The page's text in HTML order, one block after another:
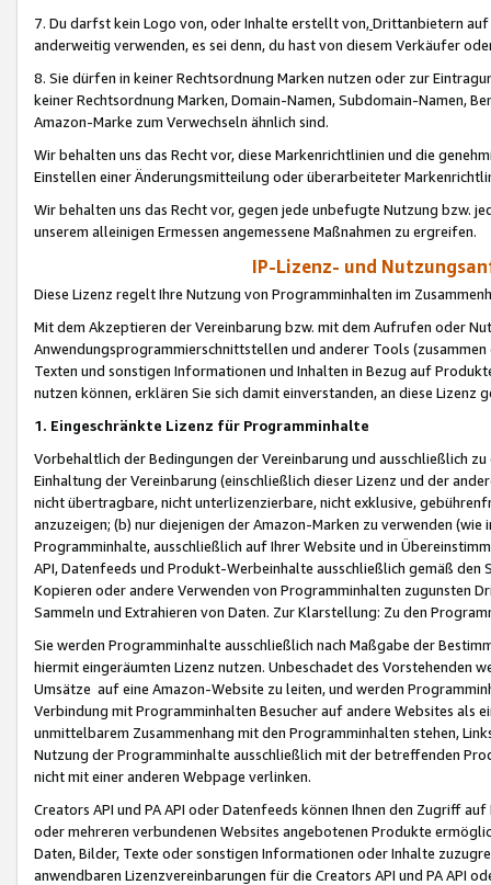
7. Du darfst kein Logo von, oder Inhalte erstellt von,Drittanbietern auf
anderweitig verwenden, es sei denn, du hast von diesem Verkäufer
8. Sie dürfen in keiner Rechtsordnung Marken nutzen oder zur
keiner Rechtsordnung Marken, Domain-Namen, Subdomain-Namen,
Amazon-Marke zum Verwechseln ähnlich sind.
Wir behalten uns das Recht vor, diese Markenrichtlinien und die
Einstellen einer Änderungsmitteilung oder überarbeiteter
Wir behalten uns das Recht vor, gegen jede unbefugte Nutzung bzw.
unserem alleinigen Ermessen angemessene Maßnahmen zu ergreifen.
IP-Lizenz- und
Diese Lizenz regelt Ihre Nutzung von Programminhalten im
Mit dem Akzeptieren der Vereinbarung bzw. mit dem Aufrufen oder
Anwendungsprogrammierschnittstellen und anderer Tools (zusammen
Texten und sonstigen Informationen und Inhalten in Bezug auf
nutzen können, erklären Sie sich damit einverstanden, an diese Lizenz
1. Eingeschränkte Lizenz für Programminhalte
Vorbehaltlich der Bedingungen der Vereinbarung und ausschließlich
Einhaltung der Vereinbarung (einschließlich dieser Lizenz und der
nicht übertragbare, nicht unterlizenzierbare, nicht exklusive,
anzuzeigen; (b) nur diejenigen der Amazon-Marken zu verwenden
Programminhalte, ausschließlich auf Ihrer Website und in
API, Datenfeeds und Produkt-Werbeinhalte ausschließlich gemäß
Kopieren oder andere Verwenden von Programminhalten zugunsten
Sammeln und Extrahieren von Daten. Zur Klarstellung: Zu den
Sie werden Programminhalte ausschließlich nach Maßgabe der
hiermit eingeräumten Lizenz nutzen. Unbeschadet des Vorstehenden
Umsätze auf eine Amazon-Website zu leiten, und werden
Verbindung mit Programminhalten Besucher auf andere Websites als
unmittelbarem Zusammenhang mit den Programminhalten stehen,
Nutzung der Programminhalte ausschließlich mit der betreffenden
nicht mit einer anderen Webpage verlinken.
Creators API und PA API oder Datenfeeds können Ihnen den Zugriff
oder mehreren verbundenen Websites angebotenen Produkte
Daten, Bilder, Texte oder sonstigen Informationen oder Inhalte
anwendbaren Lizenzvereinbarungen für die Creators API und PA API